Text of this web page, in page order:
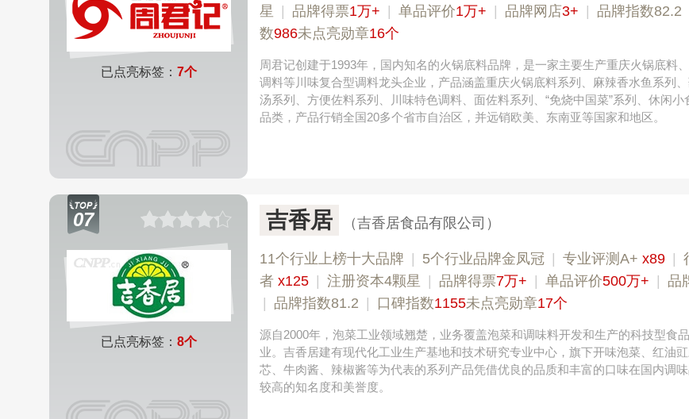
已点亮标签： 7个
星
品牌得票1万+ 单品评价1万+ 品牌网店3+ 品牌指数82.2
数986未点亮勋章16个
周君记创建于1993年，国内知名的火锅底料品牌，是一家主要生产重庆火锅底料
调料等川味复合型调料龙头企业，产品涵盖重庆火锅底料系列、麻辣香水鱼系列
汤系列、方便佐料系列、川味特色调料、面佐料系列、“免烧中国菜”系列、休闲小
品类，产品行销全国20多个省市自治区，并远销欧美、东南亚等国家和地区。
07
已点亮标签： 8个
吉香居 （吉香居食品有限公司）
11个行业上榜十大品牌 5个行业品牌金凤冠 专业评测A+ x89
者 x125 注册资本4颗星 品牌得票7万+ 单品评价500万+ 品
品牌指数81.2 口碑指数1155未点亮勋章17个
源自2000年，泡菜工业领域翘楚，业务覆盖泡菜和调味料开发和生产的科技型食
业。吉香居建有现代化工业生产基地和技术研究专业中心，旗下开味泡菜、红油
芯、牛肉酱、辣椒酱等为代表的系列产品凭借优良的品质和丰富的口味在国内调
较高的知名度和美誉度。